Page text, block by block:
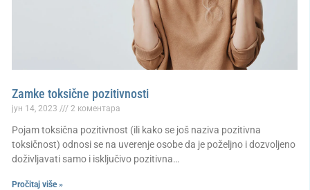
Zamke toksične pozitivnosti
јун 14, 2023 2 коментара
Pojam toksična pozitivnost (ili kako se još naziva pozitivna
toksičnost) odnosi se na uverenje osobe da je poželjno i dozvoljeno
doživljavati samo i isključivo pozitivna…
Pročitaj više »